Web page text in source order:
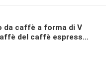
da caffè a forma di V
del caffè espresso